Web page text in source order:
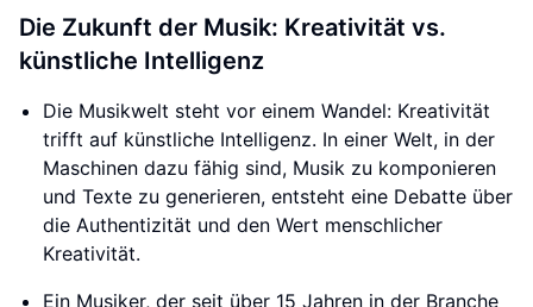
Die Zukunft der Musik: Kreativität vs.
künstliche Intelligenz
Die Musikwelt steht vor einem Wandel: Kreativität
trifft auf künstliche Intelligenz. In einer Welt, in der
Maschinen dazu fähig sind, Musik zu komponieren
und Texte zu generieren, entsteht eine Debatte über
die Authentizität und den Wert menschlicher
Kreativität.
Ein Musiker, der seit über 15 Jahren in der Branche